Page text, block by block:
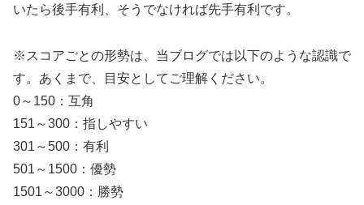
いたら後手有利、そうでなければ先手有利です。
※スコアごとの形勢は、当ブログでは以下のような認識で
す。あくまで、目安としてご理解ください。
0～150：互角
151～300：指しやすい
301～500：有利
501～1500：優勢
1501～3000：勝勢